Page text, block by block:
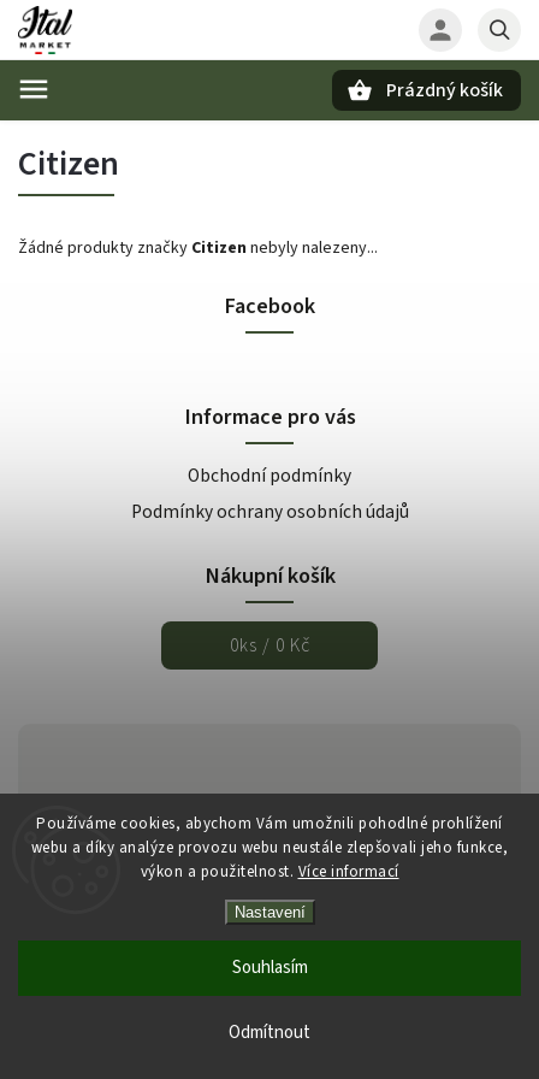
Používáme cookies, abychom Vám umožnili pohodlné prohlížení
webu a díky analýze provozu webu neustále zlepšovali jeho funkce,
výkon a použitelnost. Více informací
Nastavení
Odmítnout
Souhlasím
Prázdný košík
Citizen
Žádné produkty značky Citizen nebyly nalezeny...
Facebook
Informace pro vás
Obchodní podmínky
Podmínky ochrany osobních údajů
Nákupní košík
0ks / 0 Kč
Shoptet| Design